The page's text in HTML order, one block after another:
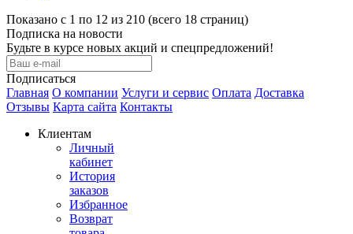
Показано с 1 по 12 из 210 (всего 18 страниц)
Подписка на новости
Будьте в курсе новых акций и спецпредложений!
Подписаться
Главная О компании Услуги и сервис Оплата Доставка
Отзывы Карта сайта Контакты
Клиентам
Личный
кабинет
История
заказов
Избранное
Возврат